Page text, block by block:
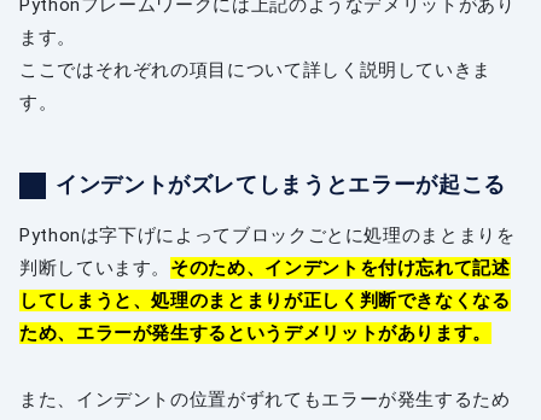
Pythonフレームワークには上記のようなデメリットがあり
ます。
ここではそれぞれの項目について詳しく説明していきま
す。
インデントがズレてしまうとエラーが起こる
Pythonは字下げによってブロックごとに処理のまとまりを
判断しています。 そのため、インデントを付け忘れて記述
してしまうと、処理のまとまりが正しく判断できなくなる
ため、エラーが発生するというデメリットがあります。
また、インデントの位置がずれてもエラーが発生するため